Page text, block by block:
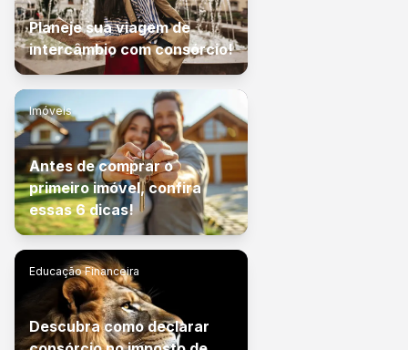
Planeje sua viagem de
intercâmbio com consórcio!
Imóveis
Antes de comprar o
primeiro imóvel, confira
essas 6 dicas!
Educação Financeira
Descubra como declarar